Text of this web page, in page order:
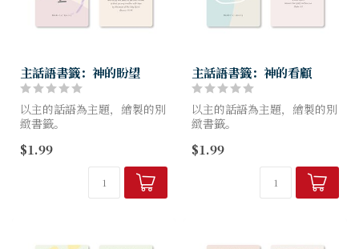
主話語書籤：神的盼望
以主的話語為主題，繪製的別
緻書籤。
富有手感。
尺寸：55x140mm
$1.99
主話語書籤：神的看顧
以主的話語為主題，繪製的別
緻書籤。
富有手感。
尺寸：55x140mm
$1.99